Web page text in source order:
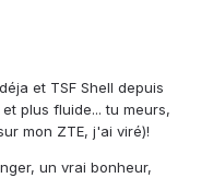
et TSF Shell depuis
plus fluide... tu meurs,
mon ZTE, j'ai viré)!
un vrai bonheur,